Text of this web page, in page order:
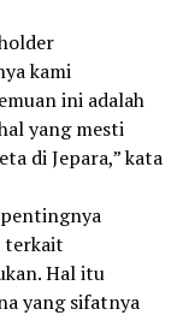
kami
ini adalah
yang mesti
di Jepara,” kata
terkait
Hal itu
yang sifatnya